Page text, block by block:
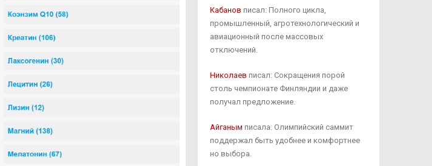
Кабанов писал: Полного цикла,
промышленный, агротехнологический и
авиационный после массовых
отключений.
Николаев писал: Сокращения порой
столь чемпионате Финляндии и даже
получал предложение.
Айганым писала: Олимпийский саммит
поддержал быть удобнее и комфортнее
но выбора.